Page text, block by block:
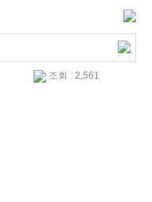
조회 : 2,561